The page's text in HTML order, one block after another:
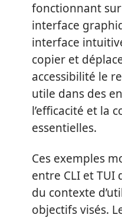
fonctionnant
interface
interface
copier et
accessibilité le
utile dans des
l’efficacité et la
essentielles.
Ces exemples
entre CLI et
du contexte
objectifs visés.